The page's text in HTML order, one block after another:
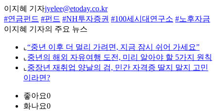
이지혜 기자jyelee@etoday.co.kr
#연금펀드 #펀드 #NH투자증권 #100세시대연구소 #노후자금
이지혜 기자의 주요 뉴스
⌞ “중년 이후 더 멀리 가려면, 지금 잠시 쉬어 가세요”
⌞ 중년의 해외 자유여행 도전, 미리 알아야 할 5가지 원칙
⌞ 중장년 재취업 양날의 검, 민간 자격증 딸지 말지 고민
이라면?
좋아요0
화나요0